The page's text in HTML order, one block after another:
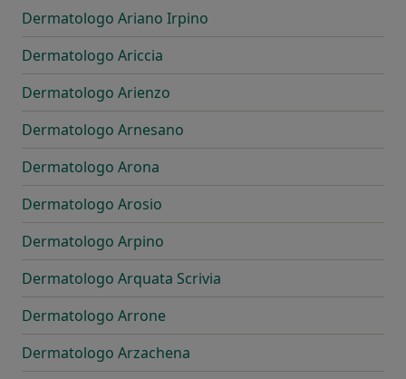
Dermatologo Ariano Irpino
Dermatologo Ariccia
Dermatologo Arienzo
Dermatologo Arnesano
Dermatologo Arona
Dermatologo Arosio
Dermatologo Arpino
Dermatologo Arquata Scrivia
Dermatologo Arrone
Dermatologo Arzachena